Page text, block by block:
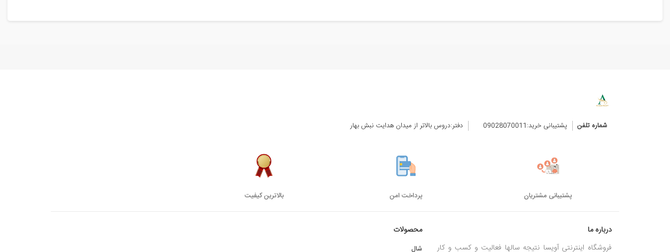
شماره تلفن پشتیبانی خرید:09028070011 دفتر:دروس بالاتر از میدان هدایت نبش بهار
پشتیبانی مشتریان پرداخت امن بالاترین کیفیت
درباره ما
فروشگاه اینترنتی آویسا نتیجه سالها فعالیت و کسب و کار
محصولات
شال